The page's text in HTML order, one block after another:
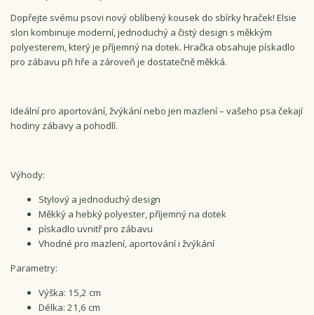
Dopřejte svému psovi nový oblíbený kousek do sbírky hraček! Elsie
slon kombinuje moderní, jednoduchý a čistý design s měkkým
polyesterem, který je příjemný na dotek. Hračka obsahuje pískadlo
pro zábavu při hře a zároveň je dostatečně měkká.
Ideální pro aportování, žvýkání nebo jen mazlení – vašeho psa čekají
hodiny zábavy a pohodlí.
Výhody:
Stylový a jednoduchý design
Měkký a hebký polyester, příjemný na dotek
pískadlo uvnitř pro zábavu
Vhodné pro mazlení, aportování i žvýkání
Parametry:
Výška: 15,2 cm
Délka: 21,6 cm